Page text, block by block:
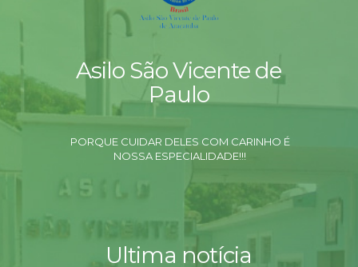
Asilo São Vicente de
Paulo
PORQUE CUIDAR DELES COM CARINHO É
NOSSA ESPECIALIDADE!!!
Ultima notícia